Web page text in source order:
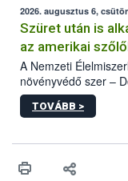
az intenzív
hatósággal is
2026. augusztus 6,
Szüret után is
az amerikai
A Nemzeti
növényvédő szer –
engedélyokiratát
egészen a
érésű szőlőkben is
felhasználók
TOVÁBB >